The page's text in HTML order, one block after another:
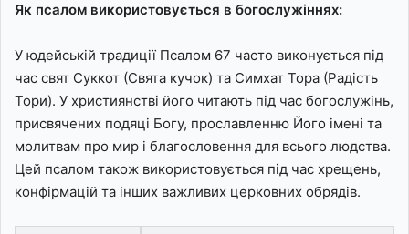
Як псалом використовується в богослужіннях:
У юдейській традиції Псалом 67 часто виконується під
час свят Суккот (Свята кучок) та Симхат Тора (Радість
Тори). У християнстві його читають під час богослужінь,
присвячених подяці Богу, прославленню Його імені та
молитвам про мир і благословення для всього людства.
Цей псалом також використовується під час хрещень,
конфірмацій та інших важливих церковних обрядів.